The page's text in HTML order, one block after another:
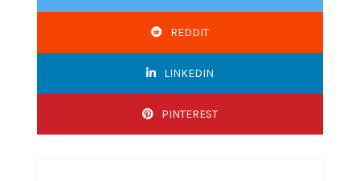
REDDIT
LINKEDIN
PINTEREST